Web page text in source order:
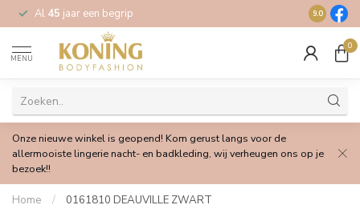
Al 45 jaar een begrip Gratis
9.0
MENU
0
Onze nieuwe winkel is geopend! Kom gerust langs voor de
allermooiste lingerie nacht- en badkleding, wij verheugen ons op je
bezoek!!
Home / 0161810 DEAUVILLE ZWART